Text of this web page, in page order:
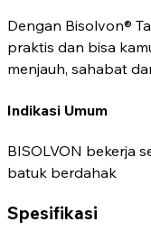
Dengan Bisolvon®
praktis dan bisa
menjauh, sahabat
Indikasi Umum
BISOLVON bekerja
batuk berdahak
Spesifikasi